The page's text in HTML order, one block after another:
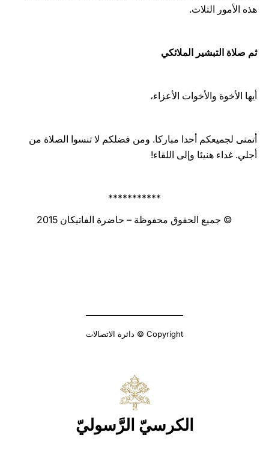
هذه الأمور الثلاث.
ثم صلاة التبشير الملائكي
أيها الأخوة والأخوات الأعزاء،
أتمنى لجميعكم أحدا مباركا. ومن فضلكم لا تنسوا الصلاة من
أجلي. غداء هنيئا وإلى اللقاء!
***********
© جميع الحقوق محفوظة – حاضرة الفاتيكان 2015
Copyright © دائرة الاتصالات
الكرسيّ الرَّسوليّ